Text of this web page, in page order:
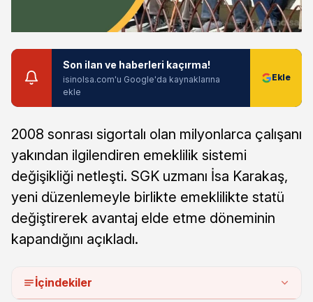
Son ilan ve haberleri kaçırma!
isinolsa.com'u Google'da kaynaklarına
ekle
2008 sonrası sigortalı olan milyonlarca çalışanı
yakından ilgilendiren emeklilik sistemi
değişikliği netleşti. SGK uzmanı İsa Karakaş,
yeni düzenlemeyle birlikte emeklilikte statü
değiştirerek avantaj elde etme döneminin
kapandığını açıkladı.
İçindekiler